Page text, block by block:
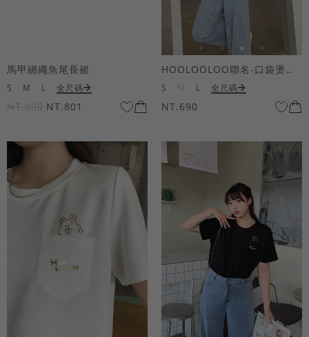
馬甲綁繩魚尾長裙
S M L 全尺碼
NT.890 NT.801
HOOLOOLOO聯名-口袋燙金KUKU熊短袖上衣
S L 全尺碼
NT.690